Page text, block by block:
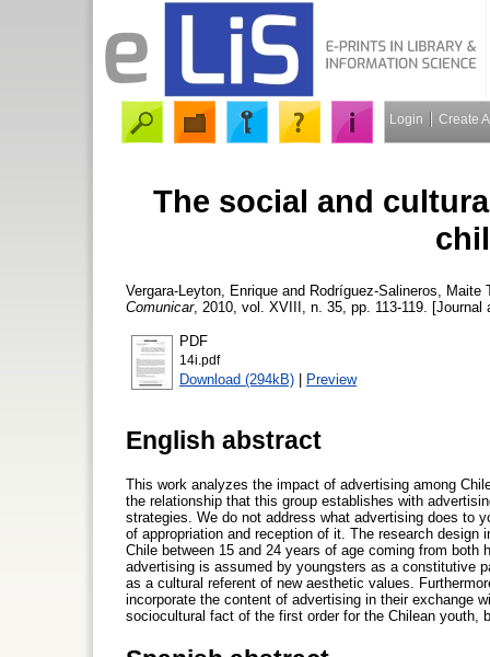
Login Create
The social and
Vergara-Leyton, Enrique and Rodríguez-Salineros, Maite
Comunicar, 2010, vol. XVIII, n. 35, pp. 113-119. [Journal
PDF
14i.pdf
Download (294kB) | Preview
English abstract
This work analyzes the impact of advertising among
the relationship that this group establishes with
strategies. We do not address what advertising does to
of appropriation and reception of it. The research
Chile between 15 and 24 years of age coming from
advertising is assumed by youngsters as a constitutive
as a cultural referent of new aesthetic values.
incorporate the content of advertising in their exchange
sociocultural fact of the first order for the Chilean youth,